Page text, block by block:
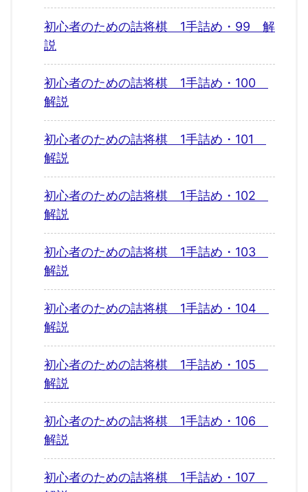
初心者のための詰将棋 1手詰め・99 解
説
初心者のための詰将棋 1手詰め・100
解説
初心者のための詰将棋 1手詰め・101
解説
初心者のための詰将棋 1手詰め・102
解説
初心者のための詰将棋 1手詰め・103
解説
初心者のための詰将棋 1手詰め・104
解説
初心者のための詰将棋 1手詰め・105
解説
初心者のための詰将棋 1手詰め・106
解説
初心者のための詰将棋 1手詰め・107